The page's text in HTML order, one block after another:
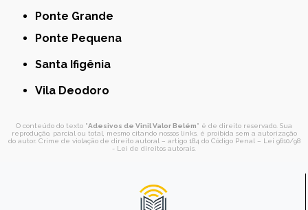
Ponte Grande
Ponte Pequena
Santa Ifigênia
Vila Deodoro
O conteúdo do texto "Adesivos de Vinil Valor Belém" é de direito reservado. Sua
reprodução, parcial ou total, mesmo citando nossos links, é proibida sem a autorização
do autor. Crime de violação de direito autoral – artigo 184 do Código Penal – Lei 9610/98
- Lei de direitos autorais